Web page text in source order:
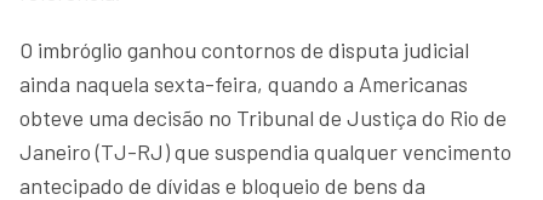
O imbróglio ganhou contornos de disputa judicial
ainda naquela sexta-feira, quando a Americanas
obteve uma decisão no Tribunal de Justiça do Rio de
Janeiro (TJ-RJ) que suspendia qualquer vencimento
antecipado de dívidas e bloqueio de bens da